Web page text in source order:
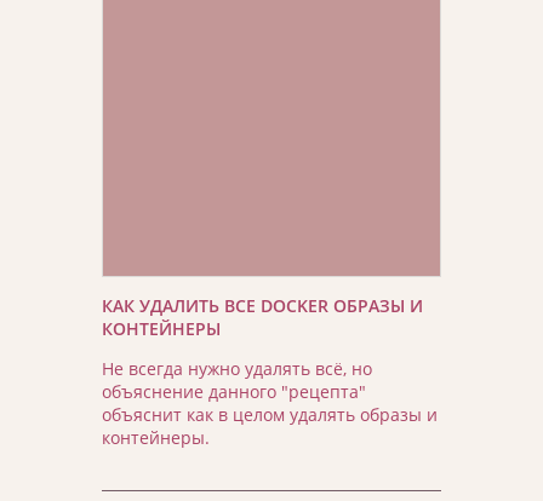
КАК УДАЛИТЬ ВСЕ DOCKER ОБРАЗЫ И
КОНТЕЙНЕРЫ
Не всегда нужно удалять всё, но
объяснение данного "рецепта"
объяснит как в целом удалять образы и
контейнеры.